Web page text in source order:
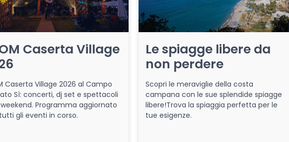
Caserta Village
Caserta Village 2026 al Campo
Sì: concerti, dj set e spettacoli
Programma aggiornato
gli eventi in corso.
Le spiagge libere da
non perdere
Scopri le meraviglie della costa
campana con le sue splendide spiagge
libere!Trova la spiaggia perfetta per le
tue esigenze.